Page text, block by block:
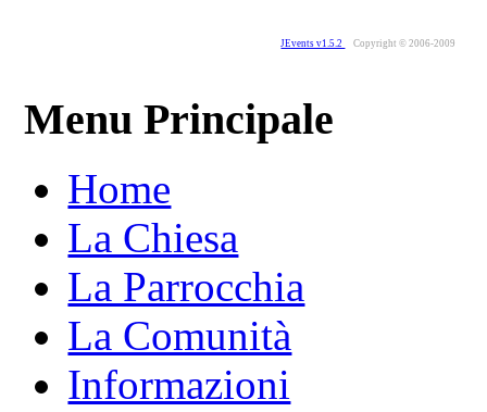
JEvents v1.5.2 Copyright © 2006-2009
Menu Principale
Home
La Chiesa
La Parrocchia
La Comunità
Informazioni